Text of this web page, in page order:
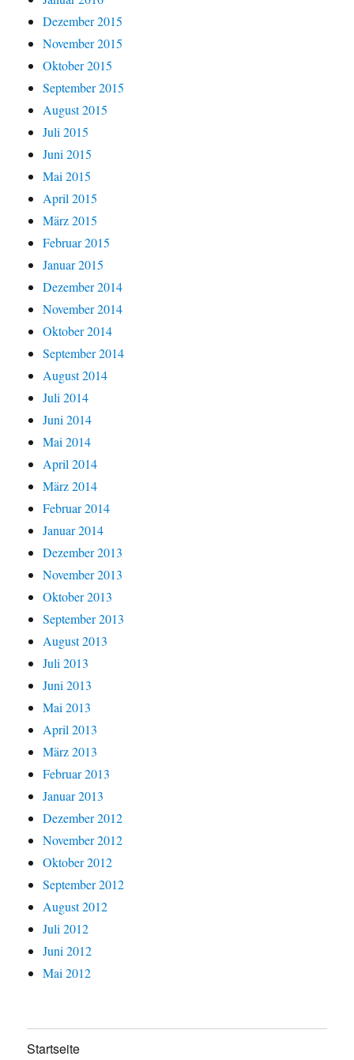
Dezember 2015
November 2015
Oktober 2015
September 2015
August 2015
Juli 2015
Juni 2015
Mai 2015
April 2015
März 2015
Februar 2015
Januar 2015
Dezember 2014
November 2014
Oktober 2014
September 2014
August 2014
Juli 2014
Juni 2014
Mai 2014
April 2014
März 2014
Februar 2014
Januar 2014
Dezember 2013
November 2013
Oktober 2013
September 2013
August 2013
Juli 2013
Juni 2013
Mai 2013
April 2013
März 2013
Februar 2013
Januar 2013
Dezember 2012
November 2012
Oktober 2012
September 2012
August 2012
Juli 2012
Juni 2012
Mai 2012
Startseite